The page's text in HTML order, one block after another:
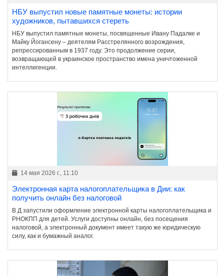
НБУ выпустил новые памятные монеты: истории
художников, пытавшихся стереть
НБУ выпустил памятные монеты, посвященные Ивану Падалке и
Майку Йогансену – деятелям Расстрелянного возрождения,
репрессированным в 1937 году. Это продолжение серии,
возвращающей в украинское пространство имена уничтоженной
интеллигенции.
14 мая 2026 г., 11:10
Электронная карта налогоплательщика в Дии: как
получить онлайн без налоговой
В Д запустили оформление электронной карты налогоплательщика и
РНОКПП для детей. Услуги доступны онлайн, без посещения
налоговой, а электронный документ имеет такую же юридическую
силу, как и бумажный аналог.